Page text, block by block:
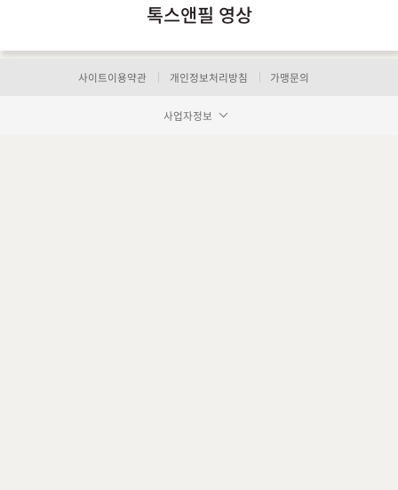
톡스앤필 영상
사이트이용약관 개인정보처리방침 가맹문의
사업자정보